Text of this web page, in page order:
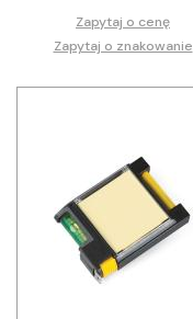
Zapytaj o cenę
Zapytaj o znakowanie